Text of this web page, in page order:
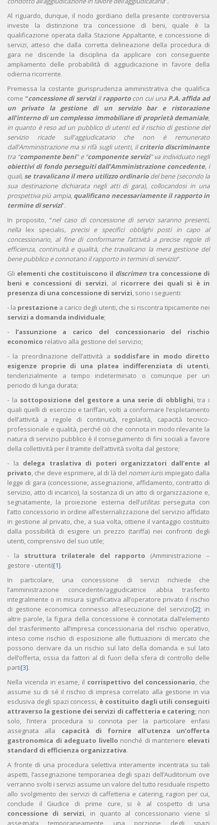
Al riguardo, dunque, il nodo gordiano della presente controversia
investe la distinzione tra concessione di beni, quale è la
qualificazione operata dalla Stazione Appaltante, e concessione di
servizi, atteso che dalla corretta delineazione della procedura di
gara ne discende la disciplina da applicare con conseguente
ampliamento delle probabilità di aggiudicazione in favore della
odierna ricorrente.
Premessa la costante giurisprudenza amministrativa che qualifica
come “concessione di serviziilrapportocon cui una P.A. affida ad
un privato la gestione di un servizio bar e ristorazione
all’interno di un complesso immobiliare di proprietà demaniale,
in quanto è reso ad un pubblico di utenti ed il rischio di gestione del
servizio ricade sull'aggiudicatario che non è remunerato
dall'Amministrazione ma si rifà sugli utenti, ilcriterio discriminante
tra “componente beni” e “componente servizi” va individuato negli
obiettivi di fondo perseguiti dall’Amministrazione concedente, i
quali, se travalicano il mero utilizzo ordinariodel bene (secondo la
sua destinazione dichiarata negli atti di gara), collocandosi in una
prospettiva più ampia, qualificano necessariamente il rapporto in
termine di servizi”.
In proposito, “nel caso di concessione di servizi saranno presenti,
nella lex specialis, precisi e specifici obblighi posti in capo al
concessionario, al fine di conformarne l’attività a precise regole di
efficienza, continuità e qualità, che travalicano la mera gestione del
bene pubblico e connotano il rapporto in termini di servizio”.
Gli elementi che costituiscono il discrimen tra concessione di
beni e concessioni di servizi, al ricorrere dei quali si è in
presenza di una concessione di servizi, sono i seguenti:
- la prestazione a carico degli utenti, che si riscontra tipicamente nei
servizi a domanda individuale;
- l’assunzione a carico del concessionario del rischio
economico relativo alla gestione del servizio;
- la preordinazione dell’attività a soddisfare in modo diretto
esigenze proprie di una platea indifferenziata di utenti,
tendenzialmente a tempo indeterminato o comunque per un
periodo di lunga durata;
- la sottoposizione del gestore a una serie di obblighi, tra i
quali quelli di esercizio e tariffari, volti a conformare l’espletamento
dell’attività a regole di continuità, regolarità, capacità tecnico-
professionale e qualità, perché ciò che connota in modo rilevante la
natura di servizio pubblico è il conseguimento di fini sociali a favore
della collettività per il tramite dell’attività svolta dal gestore;
- la delega traslativa di poteri organizzatori dall’ente al
privato, che deve esprimere, al di là del nomen iuris impiegato dalla
legge di gara (concessione, assegnazione, affidamento, contratto di
servizio, atto di incarico), la sostanza di un atto di organizzazione e,
segnatamente, la proiezione esterna dell’utilitasperseguita con
l’atto concessorio in ordine all’esternalizzazione del servizio affidato
in gestione al privato, che, a sua volta, ottiene il vantaggio costituito
dalla possibilità di esigere un prezzo (tariffa) nei confronti degli
utenti, comprensivo del suo utile;
- la struttura trilaterale del rapporto (Amministrazione –
gestore - utenti)[1].
In particolare, una concessione di servizi richiede che
l’amministrazione concedente/aggiudicatrice abbia trasferito
integralmente o in misura significativa all’operatore privato il rischio
di gestione economica connesso all’esecuzione del servizio[2]; in
altre parole, la figura della concessione è connotata dall’elemento
del trasferimento all’impresa concessionaria del rischio operativo,
inteso come rischio di esposizione alle fluttuazioni di mercato che
possono derivare da un rischio sul lato della domanda e sul lato
dell’offerta, ossia da fattori al di fuori della sfera di controllo delle
parti[3].
Nella vicenda in esame, il corrispettivo del concessionario, che
assume su di sé il rischio di impresa correlato alla gestione in via
esclusiva degli spazi concessi, è costituito dagli utili conseguiti
attraverso la gestione dei servizi di caffetteria e catering; non
solo, l’intera procedura si connota per la particolare enfasi
assegnata alla capacità di fornire all’utenza un’offerta
gastronomica di adeguato livello nonché di mantenere elevati
standard di efficienza organizzativa.
A fronte di una procedura selettiva interamente incentrata su tali
aspetti, l’assegnazione temporanea degli spazi dell’Auditorium ove
verranno svolti i servizi assume un valore del tutto residuale rispetto
allo svolgimento dei servizi di caffetteria e catering, ragion per cui,
conclude il Giudice di prime cure, si è al cospetto di una
concessione di servizi, in quanto al concessionario viene sì
assegnata temporaneamente una porzione degli spazi